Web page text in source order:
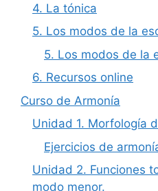
4. La tónica
5. Los modos de la
5. Los modos de la
6. Recursos online
Curso de Armonía
Unidad 1. Morfología
Ejercicios de
Unidad 2. Funciones
modo menor.